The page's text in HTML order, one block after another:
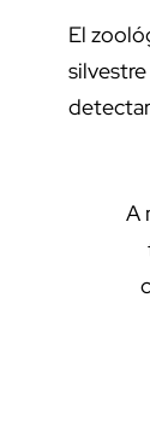
El
A